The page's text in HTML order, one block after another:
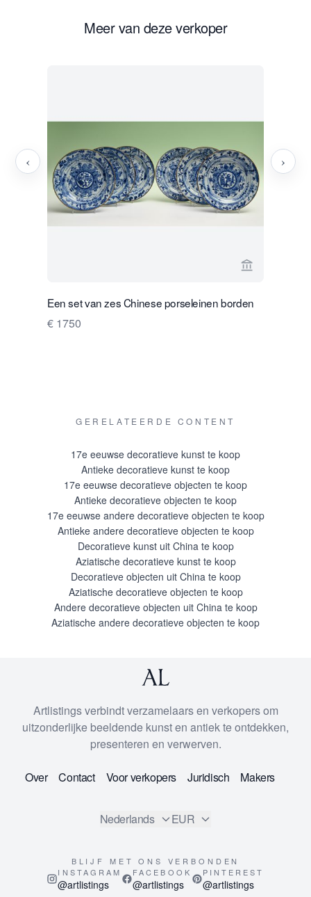
Meer van deze verkoper
Bekijk
Een set van zes Chinese porseleinen borden
€ 1750
‹ ›
GERELATEERDE CONTENT
17e eeuwse decoratieve kunst te koop
Antieke decoratieve kunst te koop
17e eeuwse decoratieve objecten te koop
Antieke decoratieve objecten te koop
17e eeuwse andere decoratieve objecten te koop
Antieke andere decoratieve objecten te koop
Decoratieve kunst uit China te koop
Aziatische decoratieve kunst te koop
Decoratieve objecten uit China te koop
Aziatische decoratieve objecten te koop
Andere decoratieve objecten uit China te koop
Aziatische andere decoratieve objecten te koop
Artlistings verbindt verzamelaars en verkopers om
uitzonderlijke beeldende kunst en antiek te ontdekken,
presenteren en verwerven.
Over Contact Voor verkopers Juridisch Makers
Nederlands EUR
BLIJF MET ONS VERBONDEN
INSTAGRAM
@artlistings
FACEBOOK
@artlistings
PINTEREST
@artlistings